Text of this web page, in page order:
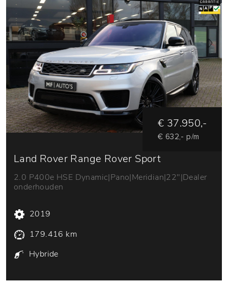
€ 37.950,-
€ 632,- p/m
Land Rover Range Rover Sport
2.0 P400e HSE Dynamic|Pano|Meridian|22"|Dealer
onderhouden
2019
179.416 km
Hybride